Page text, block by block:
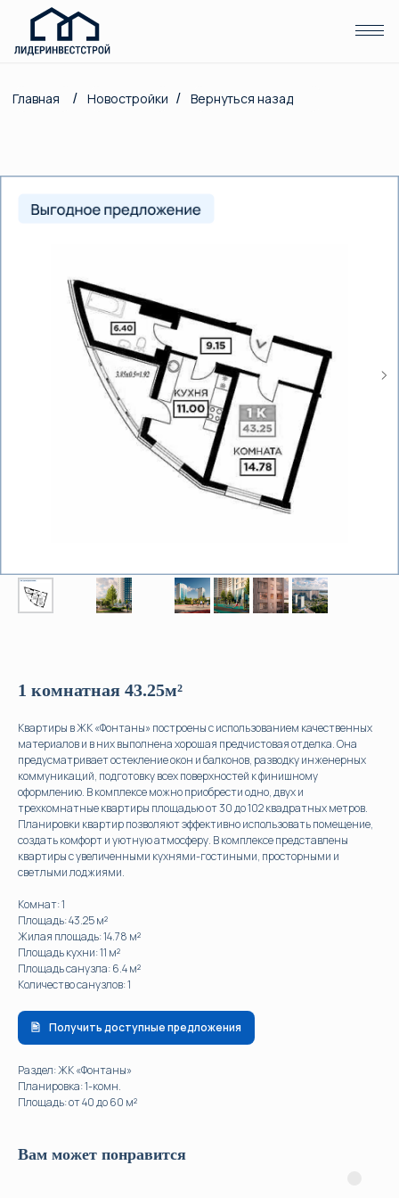
(Отдел продаж )
1 комнатная 43.25м²
Квартиры в ЖК «Фонтаны» построены с использованием качественных
материалов и в них выполнена хорошая предчистовая отделка. Она
предусматривает остекление окон и балконов, разводку инженерных
коммуникаций, подготовку всех поверхностей к финишному
оформлению. В комплексе можно приобрести одно, двух и
трехкомнатные квартиры площадью от 30 до 102 квадратных метров.
Планировки квартир позволяют эффективно использовать помещение,
создать комфорт и уютную атмосферу. В комплексе представлены
квартиры с увеличенными кухнями-гостиными, просторными и
светлыми лоджиями.
Комнат: 1
Площадь: 43.25 м²
Жилая площадь: 14.78 м²
Площадь кухни: 11 м²
Площадь санузла: 6.4 м²
Количество санузлов: 1
Получить доступные предложения
Раздел: ЖК «Фонтаны»
Планировка: 1-комн.
Площадь: от 40 до 60 м²
Вам может понравится